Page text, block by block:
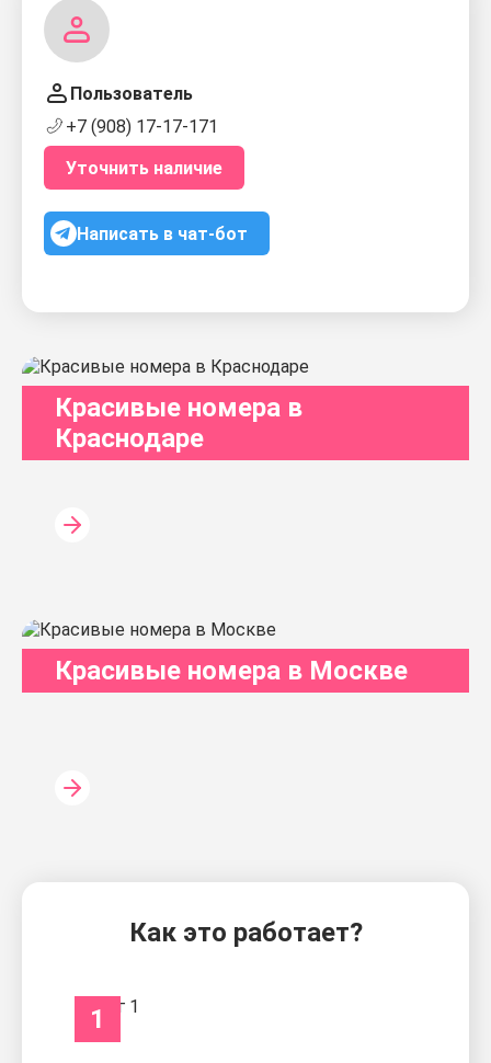
Пользователь
+7 (908) 17-17-171
Уточнить наличие
Написать в чат-бот
Красивые номера в
Краснодаре
Красивые номера в Москве
Как это работает?
1